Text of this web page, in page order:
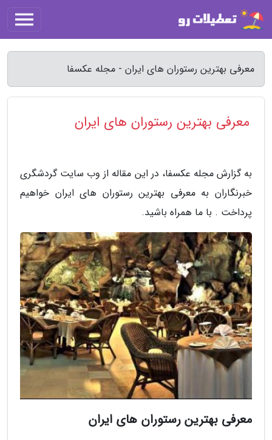
معرفی بهترین رستوران های ایران - مجله عکسفا
معرفی بهترین رستوران های ایران
به گزارش مجله عکسفا، در این مقاله از وب سایت گردشگری
خبرنگاران به معرفی بهترین رستوران های ایران خواهیم
پرداخت . با ما همراه باشید.
معرفی بهترین رستوران های ایران